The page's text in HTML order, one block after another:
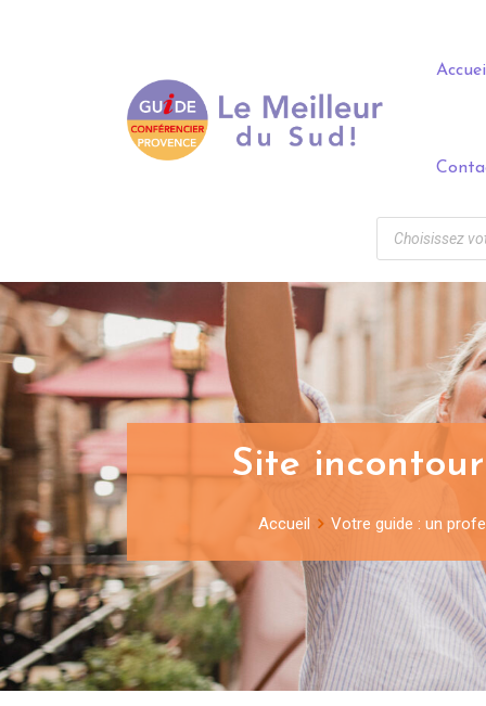
Site
Accueil Votre guide : un